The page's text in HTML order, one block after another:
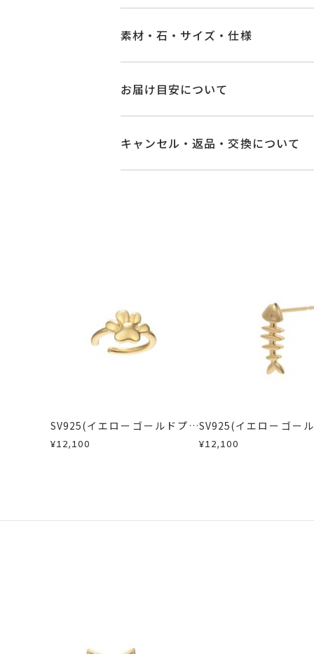
素材・石・サイズ・仕様
素材 SV925/イエロー
キュービックジル
※石の色味には多
縦：約12.8mm
キ
刻印
お届け目安について
ご注文およびご入金確認後、以下の日
■お届け目安が「3営業日以内に発送
・在庫のご用意ができる場合： 約1
・受注生産となる場合： 商品ページ
※お急ぎの方はご注文前にお問い合わ
お届け予定日はご注文から2営業日
キャンセル・返品・交換について
・到着後ご連絡無く7日以上経過した商
・刻印をお入れした商品
・販売期間が限定されている商品
・過度な交換・返品を繰り返している
商品の品質には万全を期しておりま
お手数ですが商品到着後7日間以内
詳細はこちら
SV925(イエローゴールドプレ
ーティング)イヤーカフ(片耳
¥12,100
SV925(イエローゴー
ーティング)ピアス(片耳
¥12,100